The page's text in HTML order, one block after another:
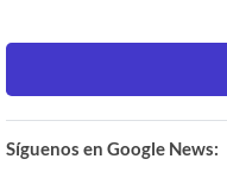
Síguenos en Google News: